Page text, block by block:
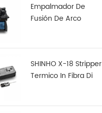
Empalmador De
Fusión De Arco
SHINHO X-18 Stripper
Termico In Fibra Di